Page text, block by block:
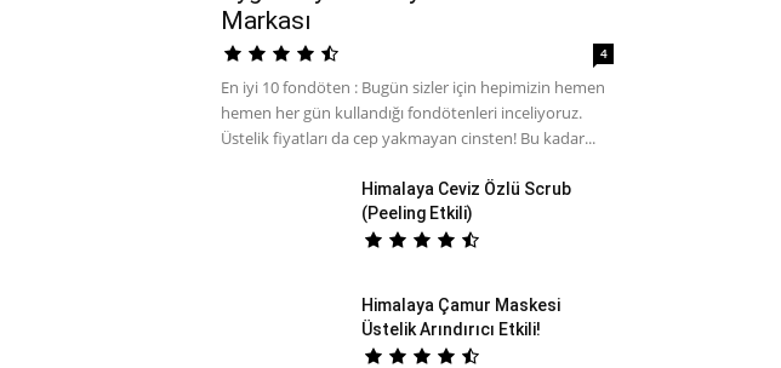
Markası
4
En iyi 10 fondöten : Bugün sizler için hepimizin hemen
hemen her gün kullandığı fondötenleri inceliyoruz.
Üstelik fiyatları da cep yakmayan cinsten! Bu kadar...
Himalaya Ceviz Özlü Scrub
(Peeling Etkili)
Himalaya Çamur Maskesi
Üstelik Arındırıcı Etkili!